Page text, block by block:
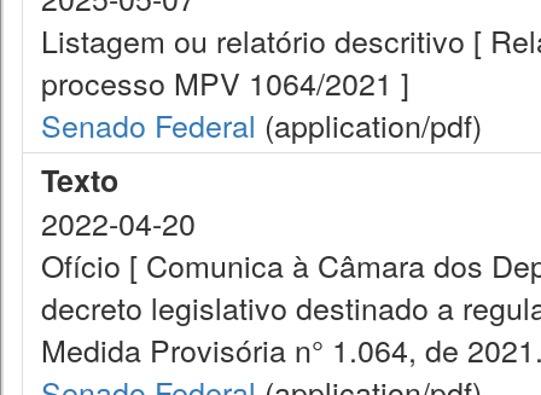
Listagem ou relatório descritivo [
processo MPV 1064/2021 ]
Senado Federal (application/pdf)
Texto
2022-04-20
Ofício [ Comunica à Câmara dos
decreto legislativo destinado a
Medida Provisória n° 1.064, de